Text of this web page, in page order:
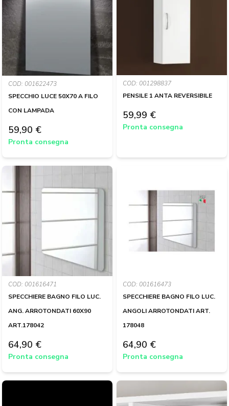
COD: 001622473
SPECCHIO LUCE 50X70 A FILO
CON LAMPADA
59,90 €
Pronta consegna
COD: 001298837
PENSILE 1 ANTA REVERSIBILE
59,99 €
Pronta consegna
COD: 001616471
SPECCHIERE BAGNO FILO LUC.
ANG. ARROTONDATI 60X90
ART.178042
64,90 €
Pronta consegna
COD: 001616473
SPECCHIERE BAGNO FILO LUC.
ANGOLI ARROTONDATI ART.
178048
64,90 €
Pronta consegna